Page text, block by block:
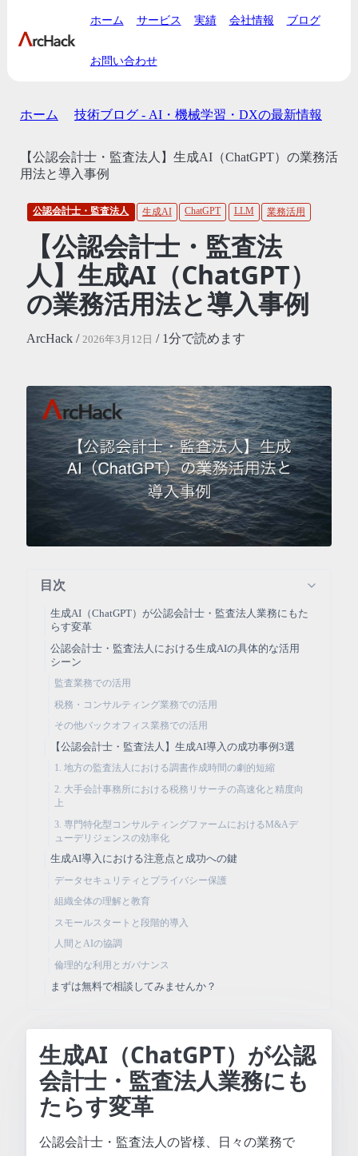
ホーム サービス 実績 会社情報 ブログ
お問い合わせ
ホーム 技術ブログ - AI・機械学習・DXの最新情報
【公認会計士・監査法人】生成AI（ChatGPT）の業務活
用法と導入事例
公認会計士・監査法人 生成AI ChatGPT LLM 業務活用
【公認会計士・監査法
人】生成AI（ChatGPT）
の業務活用法と導入事例
ArcHack / 2026年3月12日 / 1分で読めます
目次
生成AI（ChatGPT）が公認会計士・監査法人業務にもた
らす変革
公認会計士・監査法人における生成AIの具体的な活用
シーン
監査業務での活用
税務・コンサルティング業務での活用
その他バックオフィス業務での活用
【公認会計士・監査法人】生成AI導入の成功事例3選
1. 地方の監査法人における調書作成時間の劇的短縮
2. 大手会計事務所における税務リサーチの高速化と精度向
上
3. 専門特化型コンサルティングファームにおけるM&Aデ
ューデリジェンスの効率化
生成AI導入における注意点と成功への鍵
データセキュリティとプライバシー保護
組織全体の理解と教育
スモールスタートと段階的導入
人間とAIの協調
倫理的な利用とガバナンス
まずは無料で相談してみませんか？
生成AI（ChatGPT）が公認
会計士・監査法人業務にも
たらす変革
公認会計士・監査法人の皆様、日々の業務で